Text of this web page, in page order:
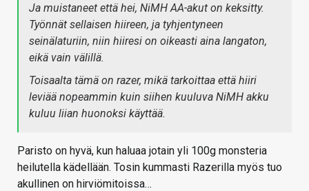
Ja muistaneet että hei, NiMH AA-akut on keksitty.
Työnnät sellaisen hiireen, ja tyhjentyneen
seinälaturiin, niin hiiresi on oikeasti aina langaton,
eikä vain välillä.
Toisaalta tämä on razer, mikä tarkoittaa että hiiri
leviää nopeammin kuin siihen kuuluva NiMH akku
kuluu liian huonoksi käyttää.
Paristo on hyvä, kun haluaa jotain yli 100g monsteria
heilutella kädellään. Tosin kummasti Razerilla myös tuo
akullinen on hirviömitoissa…